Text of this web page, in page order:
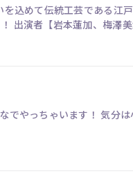
込めて伝統工芸である江
であそぼう！」では、オリンピックに負けない白熱した
！ 気分は小学生に逆戻り？！ 出